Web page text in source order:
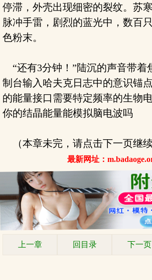
停滞，外壳出现细密的裂纹。苏
脉冲手雷，剧烈的蓝光中，数百
色粉末。
“还有3分钟！”陆沉的声音带着
制台输入哈夫克日志中的意识锚
的能量接口需要特定频率的生物
你的结晶能量能模拟脑电波吗
（本章未完，请点击下一页继续
最新网址：
上一章 回目录 下一页